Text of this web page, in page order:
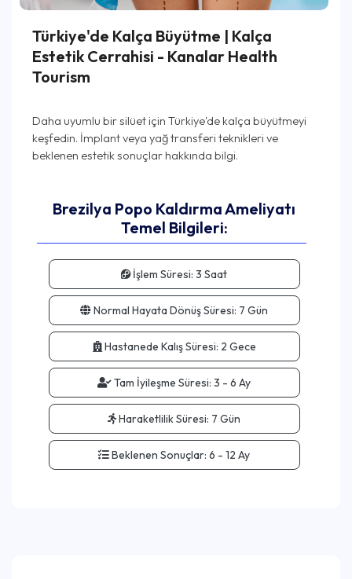
Türkiye'de Kalça Büyütme | Kalça
Estetik Cerrahisi - Kanalar Health
Tourism
Daha uyumlu bir silüet için Türkiye'de kalça büyütmeyi
keşfedin. İmplant veya yağ transferi teknikleri ve
Brezilya Popo Kaldırma Ameliyatı
Temel Bilgileri:
İşlem Süresi: 3 Saat
Normal Hayata Dönüş Süresi: 7 Gün
Hastanede Kalış Süresi: 2 Gece
Tam İyileşme Süresi: 3 - 6 Ay
Haraketlilik Süresi: 7 Gün
Beklenen Sonuçlar: 6 - 12 Ay